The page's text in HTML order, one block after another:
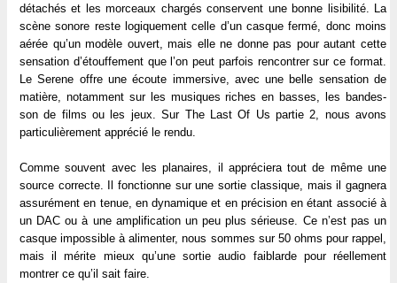
détachés et les morceaux chargés conservent une bonne lisibilité. La
scène sonore reste logiquement celle d’un casque fermé, donc moins
aérée qu’un modèle ouvert, mais elle ne donne pas pour autant cette
sensation d’étouffement que l’on peut parfois rencontrer sur ce format.
Le Serene offre une écoute immersive, avec une belle sensation de
matière, notamment sur les musiques riches en basses, les bandes-
son de films ou les jeux. Sur The Last Of Us partie 2, nous avons
particulièrement apprécié le rendu.
Comme souvent avec les planaires, il appréciera tout de même une
source correcte. Il fonctionne sur une sortie classique, mais il gagnera
assurément en tenue, en dynamique et en précision en étant associé à
un DAC ou à une amplification un peu plus sérieuse. Ce n’est pas un
casque impossible à alimenter, nous sommes sur 50 ohms pour rappel,
mais il mérite mieux qu’une sortie audio faiblarde pour réellement
montrer ce qu’il sait faire.